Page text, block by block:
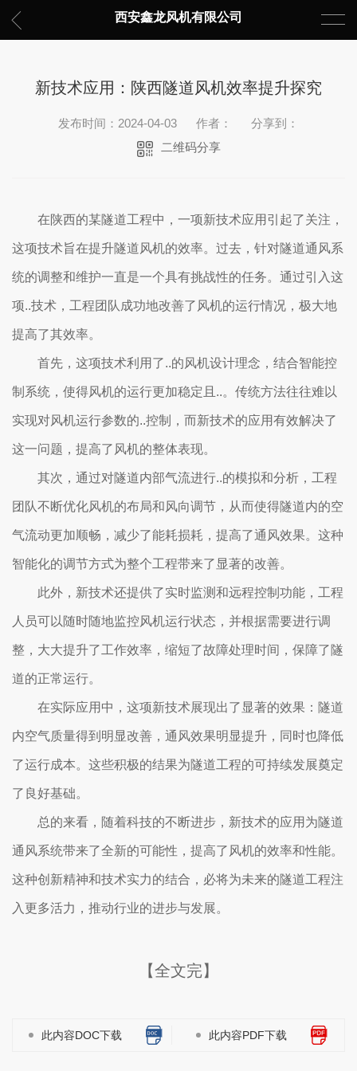
西安鑫龙风机有限公司
新技术应用：陕西隧道风机效率提升探究
发布时间：2024-04-03 作者：
分享到：
二维码分享
在陕西的某隧道工程中，一项新技术应用引起了关注，
这项技术旨在提升隧道风机的效率。过去，针对隧道通风系
统的调整和维护一直是一个具有挑战性的任务。通过引入这
项..技术，工程团队成功地改善了风机的运行情况，极大地
提高了其效率。
首先，这项技术利用了..的风机设计理念，结合智能控
制系统，使得风机的运行更加稳定且..。传统方法往往难以
实现对风机运行参数的..控制，而新技术的应用有效解决了
这一问题，提高了风机的整体表现。
其次，通过对隧道内部气流进行..的模拟和分析，工程
团队不断优化风机的布局和风向调节，从而使得隧道内的空
气流动更加顺畅，减少了能耗损耗，提高了通风效果。这种
智能化的调节方式为整个工程带来了显著的改善。
此外，新技术还提供了实时监测和远程控制功能，工程
人员可以随时随地监控风机运行状态，并根据需要进行调
整，大大提升了工作效率，缩短了故障处理时间，保障了隧
道的正常运行。
在实际应用中，这项新技术展现出了显著的效果：隧道
内空气质量得到明显改善，通风效果明显提升，同时也降低
了运行成本。这些积极的结果为隧道工程的可持续发展奠定
了良好基础。
总的来看，随着科技的不断进步，新技术的应用为隧道
通风系统带来了全新的可能性，提高了风机的效率和性能。
这种创新精神和技术实力的结合，必将为未来的隧道工程注
入更多活力，推动行业的进步与发展。
【全文完】
此内容DOC下载 此内容PDF下载